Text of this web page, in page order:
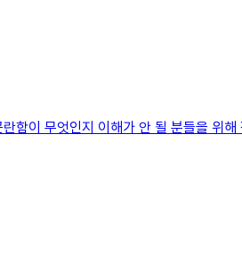
함이 무엇인지 이해가 안 될 분들을 위